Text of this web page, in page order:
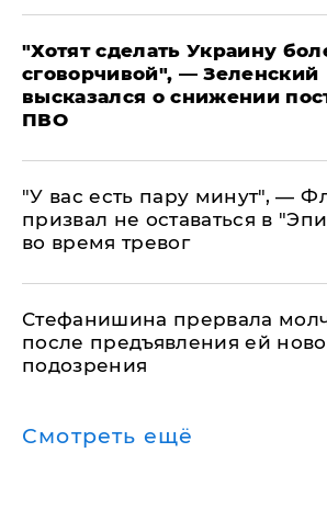
​"Хотят сделать Украину
сговорчивой", — Зеленский
высказался о снижении
ПВО
​"У вас есть пару минут", —
призвал не оставаться в
во время тревог
Стефанишина прервала
после предъявления ей
подозрения
Смотреть ещё